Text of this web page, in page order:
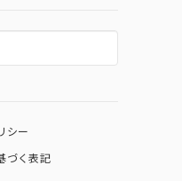
シー
づく表記